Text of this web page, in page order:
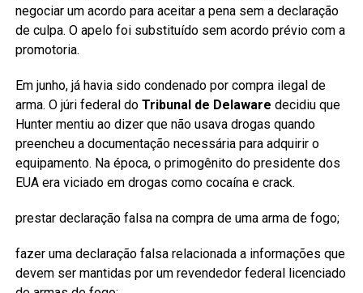
negociar um acordo para aceitar a pena sem a declaração
de culpa. O apelo foi substituído sem acordo prévio com a
promotoria.
Em junho, já havia sido condenado por compra ilegal de
arma. O júri federal do Tribunal de Delaware decidiu que
Hunter mentiu ao dizer que não usava drogas quando
preencheu a documentação necessária para adquirir o
equipamento. Na época, o primogênito do presidente dos
EUA era viciado em drogas como cocaína e crack.
prestar declaração falsa na compra de uma arma de fogo;
fazer uma declaração falsa relacionada a informações que
devem ser mantidas por um revendedor federal licenciado